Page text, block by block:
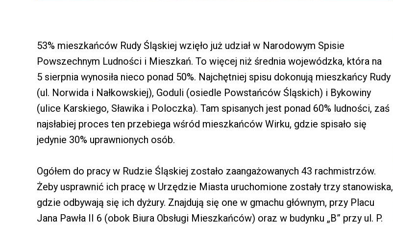
53% mieszkańców Rudy Śląskiej wzięło już udział w Narodowym Spisie
Powszechnym Ludności i Mieszkań. To więcej niż średnia wojewódzka, która na
5 sierpnia wynosiła nieco ponad 50%. Najchętniej spisu dokonują mieszkańcy Rudy
(ul. Norwida i Nałkowskiej), Goduli (osiedle Powstańców Śląskich) i Bykowiny
(ulice Karskiego, Sławika i Poloczka). Tam spisanych jest ponad 60% ludności, zaś
najsłabiej proces ten przebiega wśród mieszkańców Wirku, gdzie spisało się
jedynie 30% uprawnionych osób.
Ogółem do pracy w Rudzie Śląskiej zostało zaangażowanych 43 rachmistrzów.
Żeby usprawnić ich pracę w Urzędzie Miasta uruchomione zostały trzy stanowiska,
gdzie odbywają się ich dyżury. Znajdują się one w gmachu głównym, przy Placu
Jana Pawła II 6 (obok Biura Obsługi Mieszkańców) oraz w budynku „B” przy ul. P.